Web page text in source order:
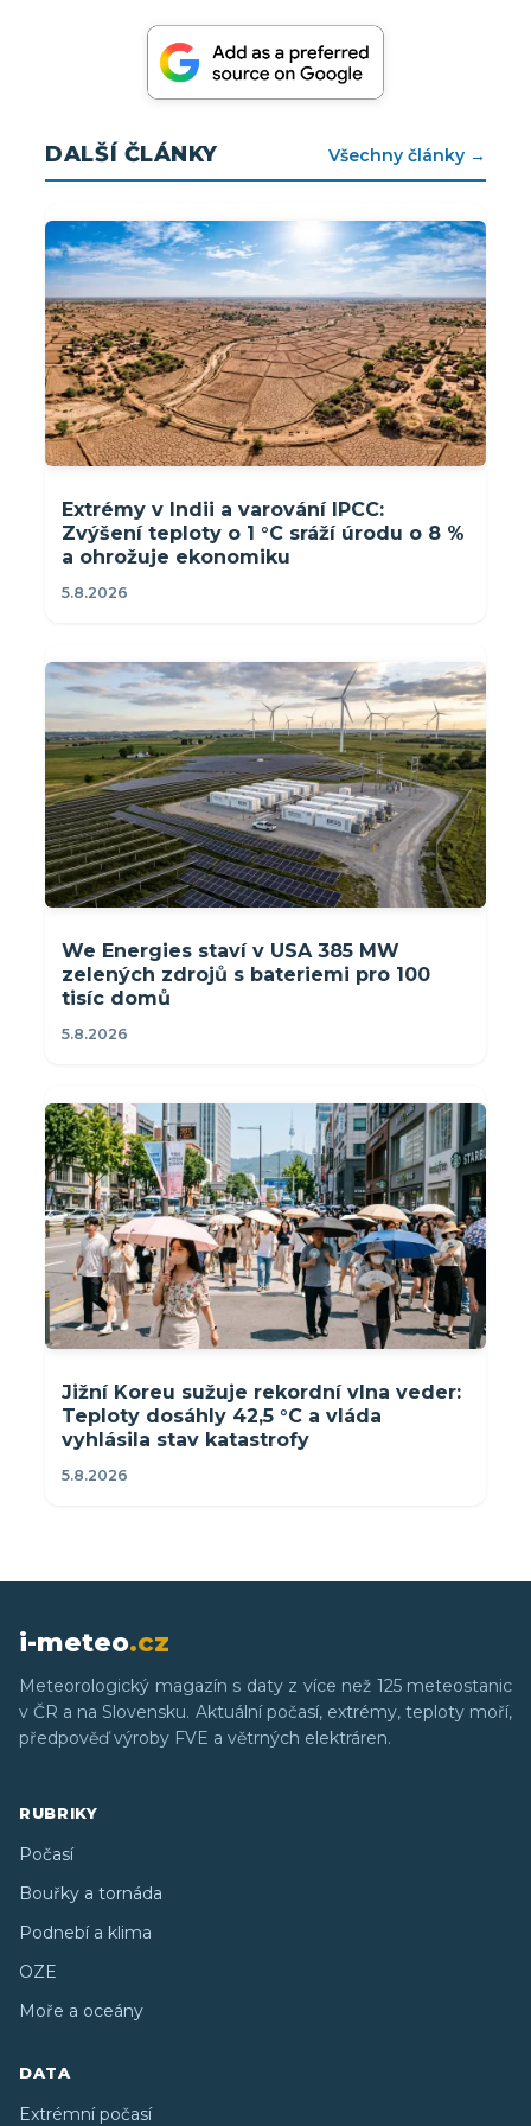
DALŠÍ ČLÁNKY Všechny články →
Extrémy v Indii a varování IPCC:
Zvýšení teploty o 1 °C sráží úrodu o 8 %
a ohrožuje ekonomiku
5.8.2026
We Energies staví v USA 385 MW
zelených zdrojů s bateriemi pro 100
tisíc domů
5.8.2026
Jižní Koreu sužuje rekordní vlna veder:
Teploty dosáhly 42,5 °C a vláda
vyhlásila stav katastrofy
5.8.2026
i-meteo.cz
Meteorologický magazín s daty z více než 125 meteostanic
v ČR a na Slovensku. Aktuální počasí, extrémy, teploty moří,
předpověď výroby FVE a větrných elektráren.
RUBRIKY
Počasí
Bouřky a tornáda
Podnebí a klima
OZE
Moře a oceány
DATA
Extrémní počasí